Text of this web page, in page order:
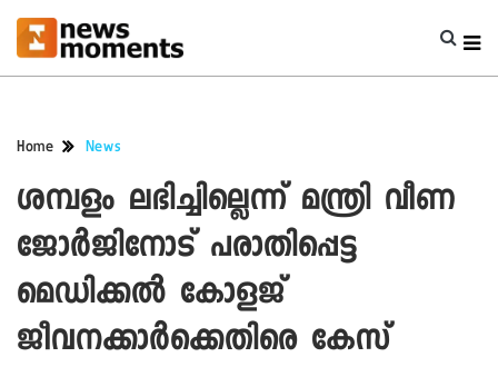
Home News
ശമ്പളം ലഭിച്ചില്ലെന്ന് മന്ത്രി വീണ
ജോർജിനോട് പരാതിപ്പെട്ട
മെഡിക്കൽ കോളജ്
ജീവനക്കാർക്കെതിരെ കേസ്